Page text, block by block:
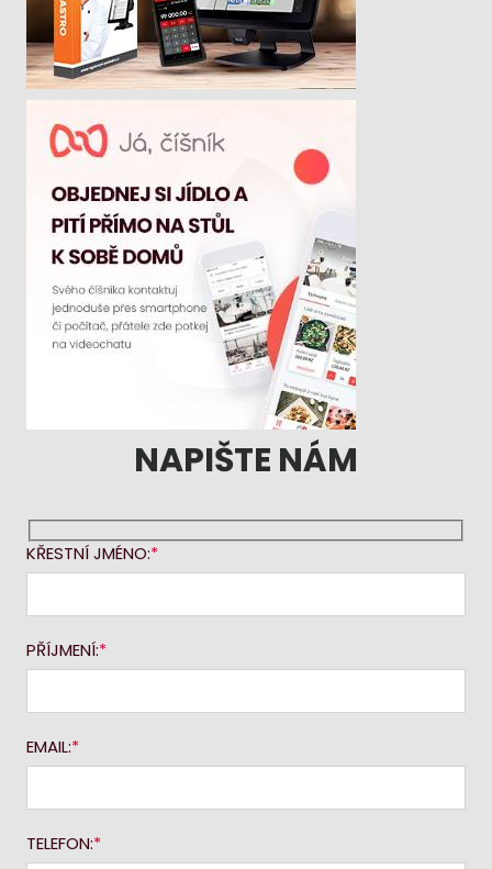
NAPIŠTE NÁM
KŘESTNÍ JMÉNO:
PŘÍJMENÍ:
EMAIL:
TELEFON: